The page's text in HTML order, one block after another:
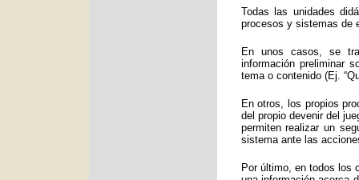
Todas las unidades
procesos y sistemas de
En unos casos, se
información preliminar
tema o contenido (Ej.
En otros, los propios
del propio devenir del
permiten realizar un
sistema ante las
Por último, en todos los